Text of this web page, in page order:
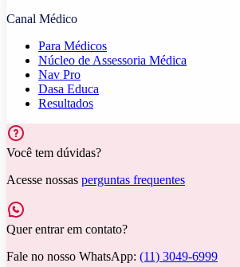
Canal Médico
Para Médicos
Núcleo de Assessoria Médica
Nav Pro
Dasa Educa
Resultados
Você tem dúvidas?
Acesse nossas perguntas frequentes
Quer entrar em contato?
Fale no nosso WhatsApp: (11) 3049-6999